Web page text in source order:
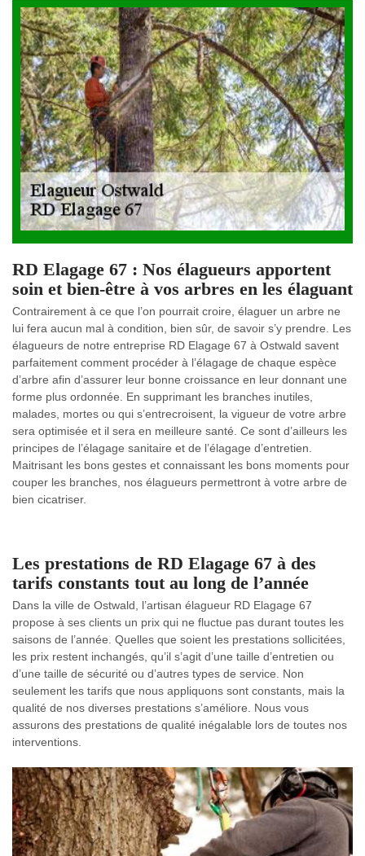
RD Elagage 67 : Nos élagueurs apportent
soin et bien-être à vos arbres en les élaguant
Contrairement à ce que l’on pourrait croire, élaguer un arbre ne
lui fera aucun mal à condition, bien sûr, de savoir s’y prendre. Les
élagueurs de notre entreprise RD Elagage 67 à Ostwald savent
parfaitement comment procéder à l’élagage de chaque espèce
d’arbre afin d’assurer leur bonne croissance en leur donnant une
forme plus ordonnée. En supprimant les branches inutiles,
malades, mortes ou qui s’entrecroisent, la vigueur de votre arbre
sera optimisée et il sera en meilleure santé. Ce sont d’ailleurs les
principes de l’élagage sanitaire et de l’élagage d’entretien.
Maitrisant les bons gestes et connaissant les bons moments pour
couper les branches, nos élagueurs permettront à votre arbre de
bien cicatriser.
Les prestations de RD Elagage 67 à des
tarifs constants tout au long de l’année
Dans la ville de Ostwald, l’artisan élagueur RD Elagage 67
propose à ses clients un prix qui ne fluctue pas durant toutes les
saisons de l’année. Quelles que soient les prestations sollicitées,
les prix restent inchangés, qu’il s’agit d’une taille d’entretien ou
d’une taille de sécurité ou d’autres types de service. Non
seulement les tarifs que nous appliquons sont constants, mais la
qualité de nos diverses prestations s’améliore. Nous vous
assurons des prestations de qualité inégalable lors de toutes nos
interventions.